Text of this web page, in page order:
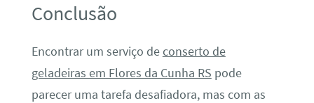
Conclusão
Encontrar um serviço deconserto de
geladeiras em Flores da Cunha RS pode
parecer uma tarefa desafiadora, mas com as